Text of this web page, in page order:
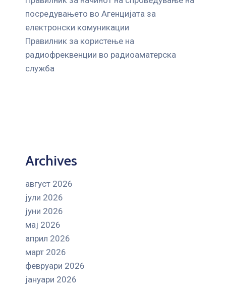
посредувањето во Агенцијата за
електронски комуникации
Правилник за користење на
радиофреквенции во радиоаматерска
служба
Archives
август 2026
јули 2026
јуни 2026
мај 2026
април 2026
март 2026
февруари 2026
јануари 2026